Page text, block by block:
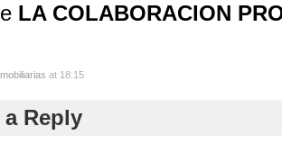
LA COLABORACION
at 18:15
a Reply